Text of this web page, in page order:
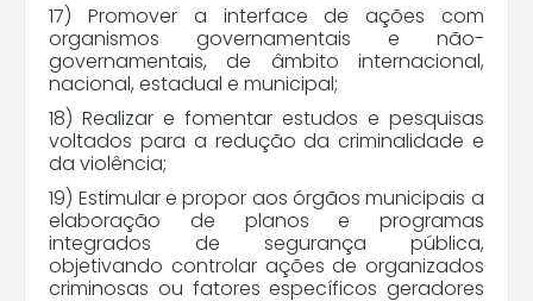
17) Promover a interface de ações com
organismos governamentais e não-
governamentais, de âmbito internacional,
nacional, estadual e municipal;
18) Realizar e fomentar estudos e pesquisas
voltados para a redução da criminalidade e
da violência;
19) Estimular e propor aos órgãos municipais a
elaboração de planos e programas
integrados de segurança pública,
objetivando controlar ações de organizados
criminosas ou fatores específicos geradores